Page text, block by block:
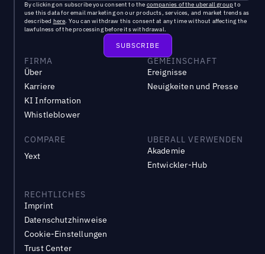
By clicking on subscribe you consent to the companies of the uberall groupto
use this data for email marketing on our products, services, and market trends as
described here. You can withdraw this consent at any time without affecting the
lawfulness of the processing before its withdrawal.
FIRMA
Über
Karriere
KI Information
Whistleblower
GEMEINSCHAFT
Ereignisse
Neuigkeiten und Presse
COMPARE
Yext
UBERALL VERWENDEN
Akademie
Entwickler-Hub
RECHTLICHES
Imprint
Datenschutzhinweise
Cookie-Einstellungen
Trust Center